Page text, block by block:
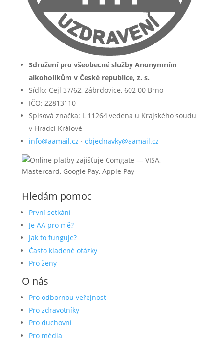
Sdružení pro všeobecné služby Anonymním
alkoholikům v České republice, z. s.
Sídlo: Cejl 37/62, Zábrdovice, 602 00 Brno
IČO: 22813110
Spisová značka: L 11264 vedená u Krajského soudu
v Hradci Králové
info@aamail.cz · objednavky@aamail.cz
Hledám pomoc
První setkání
Je AA pro mě?
Jak to funguje?
Často kladené otázky
Pro ženy
O nás
Pro odbornou veřejnost
Pro zdravotníky
Pro duchovní
Pro média